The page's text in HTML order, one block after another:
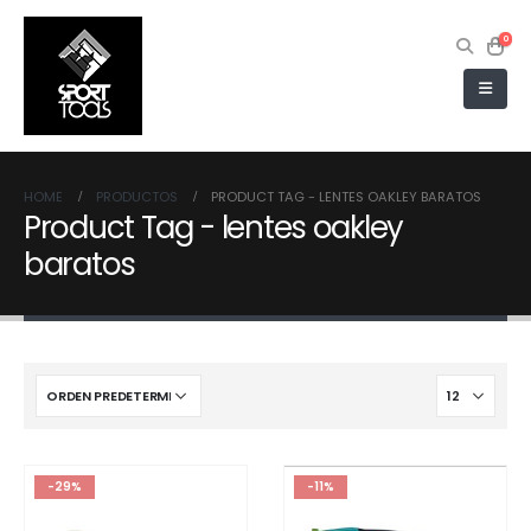
0
HOME PRODUCTOS PRODUCT TAG - LENTES OAKLEY BARATOS
Product Tag - lentes oakley
baratos
-29% -11%